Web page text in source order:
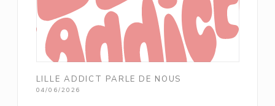
LILLE ADDICT PARLE DE NOUS
04/06/2026